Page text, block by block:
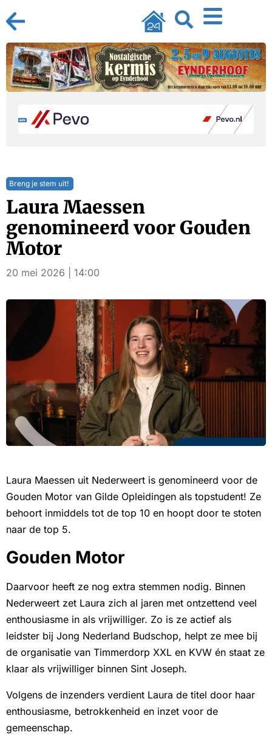
Breng je stem uit!
Laura Maessen
genomineerd voor Gouden
Motor
20 mei 2026 | 14:00
Laura Maessen uit Nederweert is genomineerd voor de
Gouden Motor van Gilde Opleidingen als topstudent! Ze
behoort inmiddels tot de top 10 en hoopt door te stoten
naar de top 5.
Gouden Motor
Daarvoor heeft ze nog extra stemmen nodig. Binnen
Nederweert zet Laura zich al jaren met ontzettend veel
enthousiasme in als vrijwilliger. Zo is ze actief als
leidster bij Jong Nederland Budschop, helpt ze mee bij
de organisatie van Timmerdorp XXL en KVW én staat ze
klaar als vrijwilliger binnen Sint Joseph.
Volgens de inzenders verdient Laura de titel door haar
enthousiasme, betrokkenheid en inzet voor de
gemeenschap.